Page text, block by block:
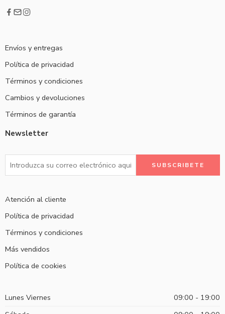
Envíos y entregas
Política de privacidad
Términos y condiciones
Cambios y devoluciones
Términos de garantía
Newsletter
Atención al cliente
Política de privacidad
Términos y condiciones
Más vendidos
Política de cookies
Lunes Viernes
09:00 - 19:00